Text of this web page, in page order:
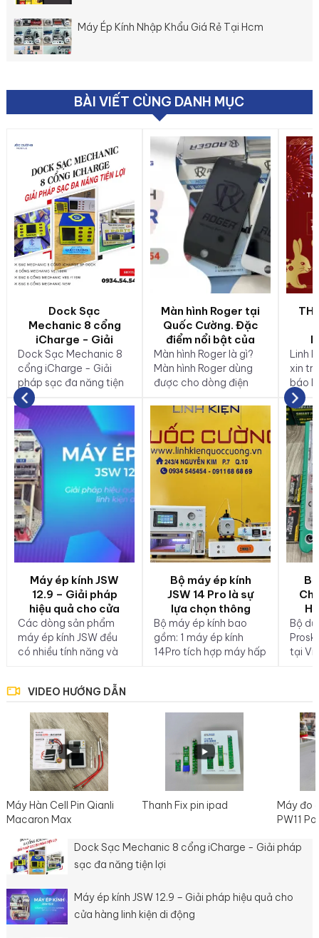
Máy Ép Kính Nhập Khẩu Giá Rẻ Tại Hcm
BÀI VIẾT CÙNG DANH MỤC
Dock Sạc
Mechanic 8 cổng
iCharge - Giải
pháp sạc đa năng
tiện lợi
Dock Sạc Mechanic 8
cổng iCharge - Giải
pháp sạc đa năng tiện
lợi
Máy ép kính JSW
12.9 – Giải pháp
hiệu quả cho cửa
hàng linh kiện di
động
Các dòng sản phẩm
máy ép kính JSW đều
có nhiều tính năng và
chính xác của quá trình
12.9 inch bao gồm: 1
Máy ép kính 12.9 inch 1
máy hút chân không
900W 1 máy tách kính...
Màn hình Roger tại
Quốc Cường. Đặc
điểm nổi bật của
màn hình Roger là
gì?
Màn hình Roger là gì?
Màn hình Roger dùng
được cho dòng điện
dùng màn hình Roger…
là các câu hỏi mà nhiều
người dùng thắc mắc.
Bộ máy ép kính
JSW 14 Pro là sự
lựa chọn thông
minh
Bộ máy ép kính bao
gồm: 1 máy ép kính
14Pro tích hợp máy hấp
chính hãng JSW – Jin
Shiwang 1 máy hút
chân không 2L 250w
nhập khẩu nhãn hiệu
JSW 1 máy nén...
Linh
xin
báo
2023.
Bộ
tại
VIDEO HƯỚNG DẪN
Máy Hàn Cell Pin Qianli
Macaron Max
Thanh Fix pin ipad
Máy đo
PW11
Dock Sạc Mechanic 8 cổng iCharge - Giải pháp
sạc đa năng tiện lợi
Máy ép kính JSW 12.9 – Giải pháp hiệu quả cho
cửa hàng linh kiện di động